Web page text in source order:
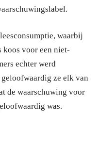
waarbij
koos voor een niet-
echter werd
ze elk van
de waarschuwing voor
was.